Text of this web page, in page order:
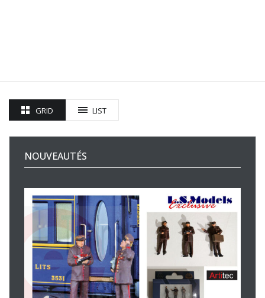
GRID LIST
NOUVEAUTÉS